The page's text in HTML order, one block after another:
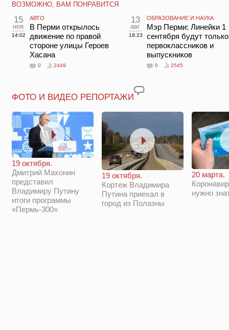
ВОЗМОЖНО, ВАМ ПОНРАВИТСЯ
15
ноя
14:02
АВТО
В Перми открылось
движение по правой
стороне улицы Героев
Хасана
0 2449
13
авг
18:23
ОБРАЗОВАНИЕ И НАУКА
Мэр Перми: Линейки 1
сентября будут
первоклассников и
выпускников
0 2545
ФОТО И ВИДЕО РЕПОРТАЖИ
19 октября.
Дмитрий Махонин
представил
Владимиру Путину
итоги программы
«Пермь-300»
19 октября.
Кортеж Владимира
Путина приехал в
город из Полазны
20 марта.
нужно